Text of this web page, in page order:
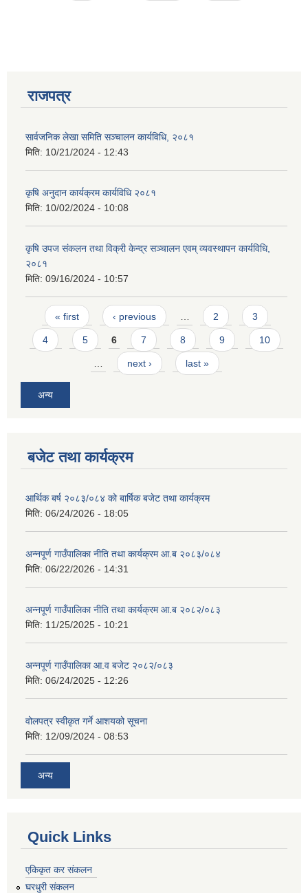
राजपत्र
सार्वजनिक लेखा समिति सञ्चालन कार्यविधि, २०८१
मिति: 10/21/2024 - 12:43
कृषि अनुदान कार्यक्रम कार्यविधि २०८१
मिति: 10/02/2024 - 10:08
कृषि उपज संकलन तथा विक्री केन्द्र सञ्चालन एवम् व्यवस्थापन कार्यविधि,
२०८१
मिति: 09/16/2024 - 10:57
Pages
« first ‹ previous 2 3
4 5 6 7 8 9 10
next › last »
अन्य
बजेट तथा कार्यक्रम
आर्थिक बर्ष २०८३/०८४ को बार्षिक बजेट तथा कार्यक्रम
मिति: 06/24/2026 - 18:05
अन्नपूर्ण गाउँपालिका नीति तथा कार्यक्रम आ.ब २०८३/०८४
मिति: 06/22/2026 - 14:31
अन्नपूर्ण गाउँपालिका नीति तथा कार्यक्रम आ.ब २०८२/०८३
मिति: 11/25/2025 - 10:21
अन्नपूर्ण गाउँपालिका आ.व बजेट २०८२/०८३
मिति: 06/24/2025 - 12:26
वोलपत्र स्वीकृत गर्ने आशयको सूचना
मिति: 12/09/2024 - 08:53
अन्य
Quick Links
एकिकृत कर संकलन
घरधुरी संकलन